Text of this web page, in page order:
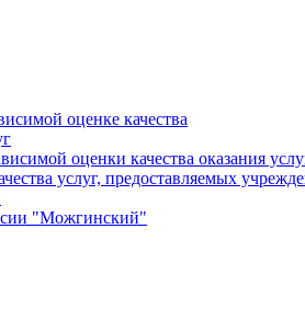
оценке качества
оценки качества оказания
услуг, предоставляемых
"Можгинский"